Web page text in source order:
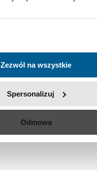
Zezwól na wszystkie
Spersonalizuj
Odmowa